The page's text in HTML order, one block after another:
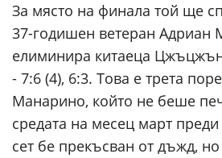
За място на финала той ще
37-годишен ветеран Адриан
елиминира китаеца
- 7:6 (4), 6:3. Това е трета
Манарино, който не беше
средата на месец март
сет бе прекъсван от дъжд,